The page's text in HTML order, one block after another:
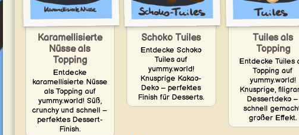
Karamellisierte
Nüsse als
Topping
Entdecke
karamellisierte Nüsse
als Topping auf
yummy.world! Süß,
crunchy und schnell –
perfektes Dessert-
Finish.
Schoko Tuiles
Entdecke Schoko
Tuiles auf
yummy.world!
Knusprige Kakao-
Deko – perfektes
Finish für Desserts.
Tuiles als
Topping
Entdecke Tuiles
Topping auf
yummy.world!
Knusprige,
Dessertdeko –
schnell
großer Effekt.